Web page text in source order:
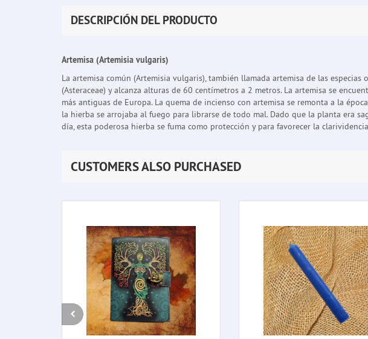
DESCRIPCIÓN DEL PRODUCTO
Artemisa (Artemisia vulgaris)
La artemisa común (Artemisia vulgaris), también llamada artemisa de las
(Asteraceae) y alcanza alturas de 60 centímetros a 2 metros. La artemisa se
más antiguas de Europa. La quema de incienso con artemisa se remonta a la
la hierba se arrojaba al fuego para librarse de todo mal. Dado que la planta era
día, esta poderosa hierba se fuma como protección y para favorecer la
CUSTOMERS ALSO PURCHASED